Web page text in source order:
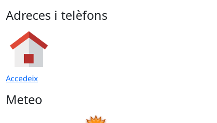
Adreces i telèfons
Accedeix
Meteo